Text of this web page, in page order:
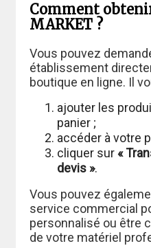
Comment
MARKET ?
Vous pouvez
établissement
boutique en ligne. Il
ajouter les
panier ;
accéder à votre
cliquer sur«
devis ».
Vous pouvez
service commercial
personnalisé ou être
de votre matériel